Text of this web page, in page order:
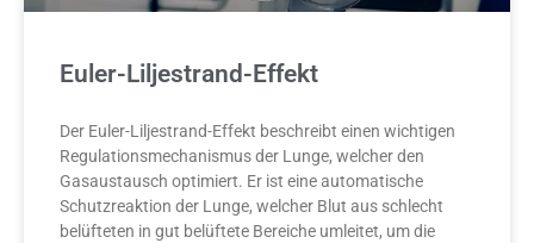
Euler-Liljestrand-Effekt
Der Euler-Liljestrand-Effekt beschreibt einen wichtigen
Regulationsmechanismus der Lunge, welcher den
Gasaustausch optimiert. Er ist eine automatische
Schutzreaktion der Lunge, welcher Blut aus schlecht
belüfteten in gut belüftete Bereiche umleitet, um die